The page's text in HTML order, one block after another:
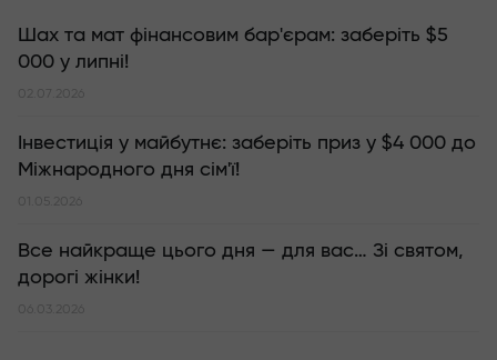
Шах та мат фінансовим бар'єрам: заберіть $5
000 у липні!
02.07.2026
Інвестиція у майбутнє: заберіть приз у $4 000 до
Міжнародного дня сім'ї!
01.05.2026
Все найкраще цього дня — для вас… Зі святом,
дорогі жінки!
06.03.2026